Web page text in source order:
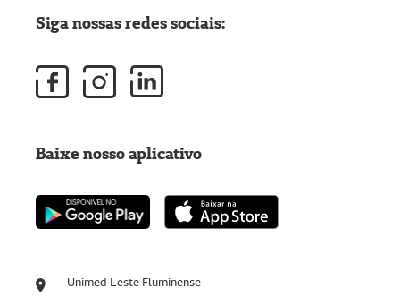
Unimed Leste Fluminense
Siga nossas redes sociais:
Baixe nosso aplicativo